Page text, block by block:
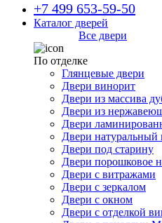
+7 499 653-59-50
Каталог дверей
Все двери
По отделке
Глянцевые двери
Двери винорит
Двери из массива
Двери из
Двери
Двери
Двери под старину
Двери порошковое
Двери с витражами
Двери с зеркалом
Двери с окном
Двери с отделкой